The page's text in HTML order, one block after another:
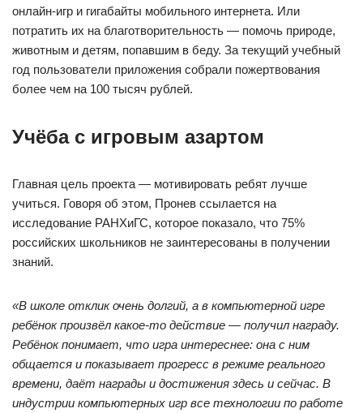
онлайн-игр и гигабайты мобильного интернета. Или
потратить их на благотворительность — помочь природе,
животным и детям, попавшим в беду. За текущий учебный
год пользователи приложения собрали пожертвования
более чем на 100 тысяч рублей.
Учёба с игровым азартом
Главная цель проекта — мотивировать ребят лучше
учиться. Говоря об этом, Пронев ссылается на
исследование РАНХиГС, которое показало, что 75%
российских школьников не заинтересованы в получении
знаний.
«В школе отклик очень долгий, а в компьютерной игре
ребёнок произвёл какое-то действие — получил награду.
Ребёнок понимает, что игра интереснее: она с ним
общается и показывает прогресс в режиме реального
времени, даёт награды и достижения здесь и сейчас. В
индустрии компьютерных игр все технологии по работе